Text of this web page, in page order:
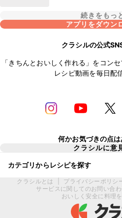
続きをもっ
アプリをダウン
クラシルの公式
「きちんとおいしく作れる」をコン
レシピ動画を毎日配
何かお気づきの点は
クラシルに意
カテゴリからレシピを探す
クラシルとは プライバシーポリシ
サービスに関してのお問い合
おいしく安全に料理